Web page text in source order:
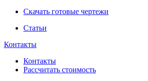
Скачать готовые чертежи
Статьи
Контакты
Контакты
Рассчитать стоимость